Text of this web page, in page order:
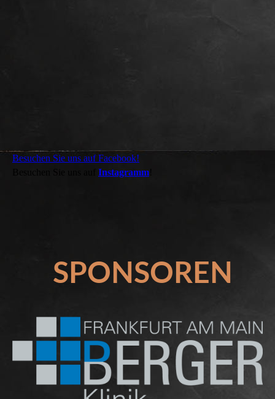
Besuchen Sie uns auf Facebook!
Instagramm
SPONSOREN